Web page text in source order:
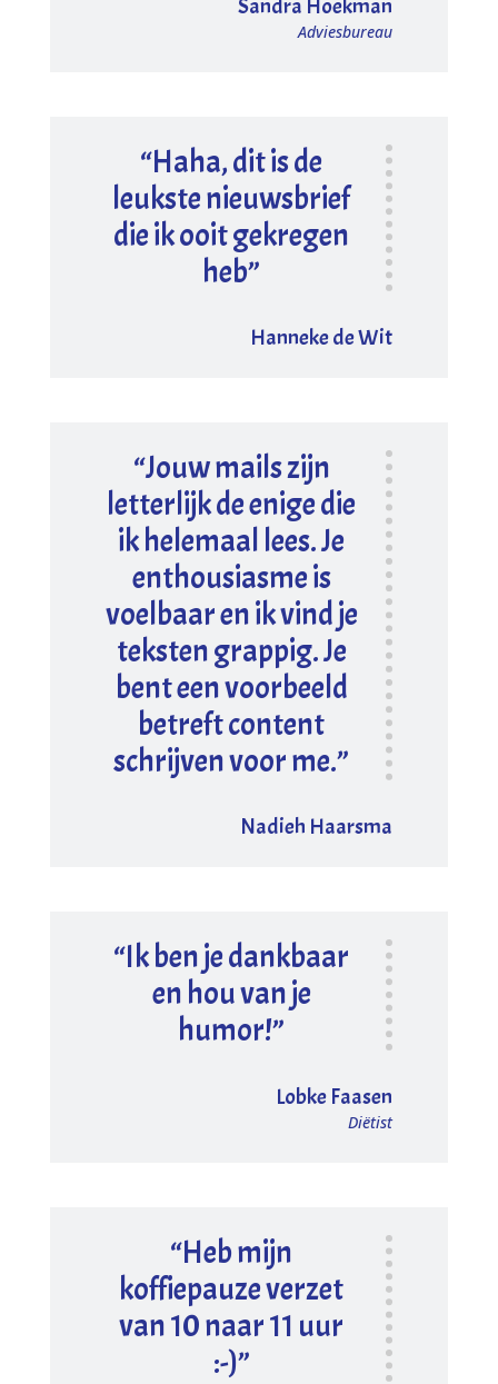
Sandra Hoekman
Adviesbureau
“Haha, dit is de
leukste nieuwsbrief
die ik ooit gekregen
heb”
Hanneke de Wit
“Jouw mails zijn
letterlijk de enige die
ik helemaal lees. Je
enthousiasme is
voelbaar en ik vind je
teksten grappig. Je
bent een voorbeeld
betreft content
schrijven voor me.”
Nadieh Haarsma
“Ik ben je dankbaar
en hou van je
humor!”
Lobke Faasen
Diëtist
“Heb mijn
koffiepauze verzet
van 10 naar 11 uur
:-)”